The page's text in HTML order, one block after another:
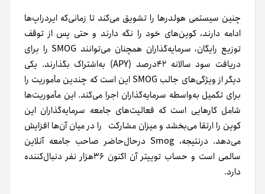
چنین سیستمی هولدرها را تشویق می‌کند تا زمانی‌که ایردراپ‌ها
ادامه دارند، کوین‌های خود را نگه دارند و حتی پس از توقف
توزیع رایگان، سرمایه‌گذاران همچنان می‌توانند SMOG را برای
دریافت سود سالانه ۴۲درصد (APY) به‌اشتراک بگذارند. یکی
دیگر از ویژگی‌های جالب SMOG این است که چندین مأموریت را
برای تکمیل به‌واسطه سرمایه‌گذاران اجرا می‌کند. این مأموریت‌ها
شامل کارهایی است که فعالیت‌های جامعه سرمایه‌گذاران این
کوین را ارتقا می‌بخشد و میزان مشارکت را در میان آن‌ها افزایش
می‌دهد. در‌نتیجه، Smog در‌حال‌حاضر صاحب جامعه آنلاین
سالمی است و حساب توییتر آن اکنون ۳۶هزار نفر دنبال‌کننده
دارد.